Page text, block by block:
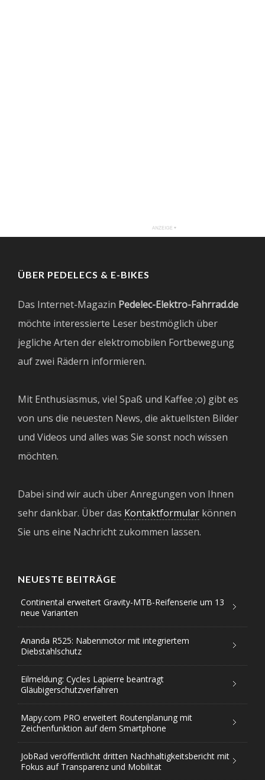
ÜBER PEDELECS & E-BIKES
Das Internet-Magazin Pedelec-Elektro-Fahrrad.de
möchte interessierte Leser bestmöglich über
jegliche Arten der elektromobilen Fortbewegung
auf zwei Rädern informieren.
Mit Enthusiasmus, viel Spaß und Kaffee ;o) gibt es
von uns die neuesten News, die aktuellsten Bilder
und Videos und alles was Sie sonst noch wissen
möchten.
Dabei sind wir auch über Anregungen von Ihnen
sehr dankbar. Über das Kontaktformular können
Sie uns eine Nachricht zukommen lassen.
NEUESTE BEITRÄGE
Continental erweitert Gravity-MTB-Reifenserie um 13
neue Varianten
Ananda R525: Nabenmotor mit integriertem
Diebstahlschutz
Eilmeldung: Cycles Lapierre beantragt
Gläubigerschutzverfahren
Mapy.com PRO erweitert Routenplanung mit
Zeichenfunktion auf dem Smartphone
JobRad veröffentlicht dritten Nachhaltigkeitsbericht mit
Fokus auf Transparenz und Mobilität